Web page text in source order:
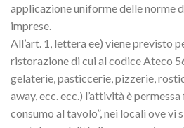
applicazione uniforme delle norme
imprese.
All’art. 1, lettera ee) viene previsto
ristorazione di cui al codice Ateco
gelaterie, pasticcerie, pizzerie,
away, ecc. ecc.) l’attività è
consumo al tavolo”, nei locali ove